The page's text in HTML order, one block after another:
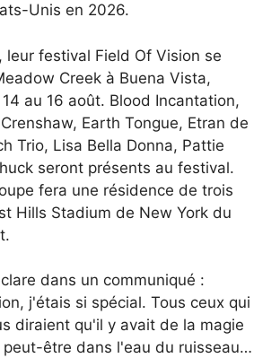
Unis en 2026.
leur festival Field Of Vision se
Creek à Buena Vista,
au 16 août. Blood Incantation,
Earth Tongue, Etran de
Trio, Lisa Bella Donna, Pattie
seront présents au festival.
fera une résidence de trois
Hills Stadium de New York du
dans un communiqué :
j'étais si spécial. Tous ceux qui
diraient qu'il y avait de la magie
peut-être dans l'eau du ruisseau…